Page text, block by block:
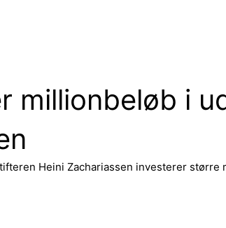
i
Heini Zachariassen investerer